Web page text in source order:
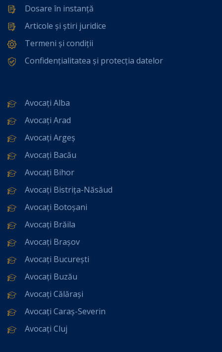
Dosare în instanță
Articole și știri juridice
Termeni și condiții
Confidențialitatea și protecția datelor
Avocați Alba
Avocați Arad
Avocați Argeș
Avocați Bacău
Avocați Bihor
Avocați Bistrița-Năsăud
Avocați Botoșani
Avocați Brăila
Avocați Brașov
Avocați București
Avocați Buzău
Avocați Călărași
Avocați Caraș-Severin
Avocați Cluj